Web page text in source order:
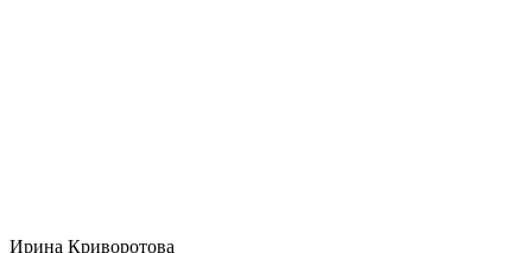
Ирина Криворотова